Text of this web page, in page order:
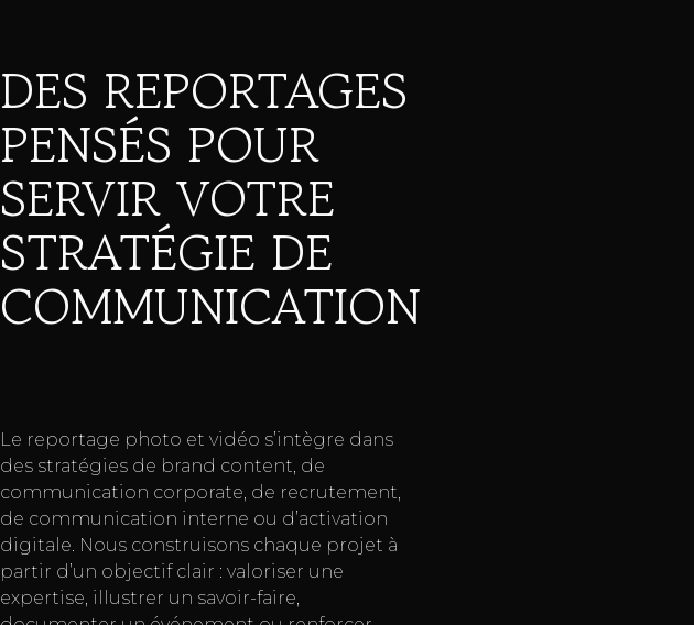
DES REPORTAGES
PENSÉS POUR
SERVIR VOTRE
STRATÉGIE DE
COMMUNICATION
Le reportage photo et vidéo s’intègre dans
des stratégies de brand content, de
communication corporate, de recrutement,
de communication interne ou d’activation
digitale. Nous construisons chaque projet à
partir d’un objectif clair : valoriser une
expertise, illustrer un savoir-faire,